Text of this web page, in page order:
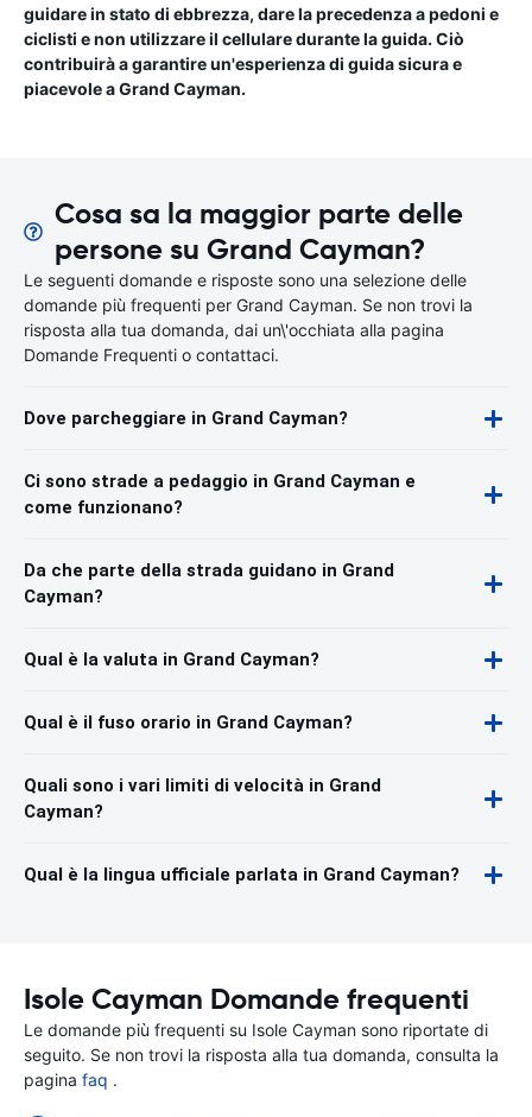
guidare in stato di ebbrezza, dare la precedenza a pedoni e
ciclisti e non utilizzare il cellulare durante la guida. Ciò
contribuirà a garantire un'esperienza di guida sicura e
piacevole a Grand Cayman.
Cosa sa la maggior parte delle
persone su Grand Cayman?
Le seguenti domande e risposte sono una selezione delle
domande più frequenti per Grand Cayman. Se non trovi la
risposta alla tua domanda, dai un\'occhiata alla pagina
Domande Frequenti o contattaci.
Dove parcheggiare in Grand Cayman?
Ci sono strade a pedaggio in Grand Cayman e
come funzionano?
Da che parte della strada guidano in Grand
Cayman?
Qual è la valuta in Grand Cayman?
Qual è il fuso orario in Grand Cayman?
Quali sono i vari limiti di velocità in Grand
Cayman?
Qual è la lingua ufficiale parlata in Grand Cayman?
Isole Cayman Domande frequenti
Le domande più frequenti su Isole Cayman sono riportate di
seguito. Se non trovi la risposta alla tua domanda, consulta la
pagina faq .